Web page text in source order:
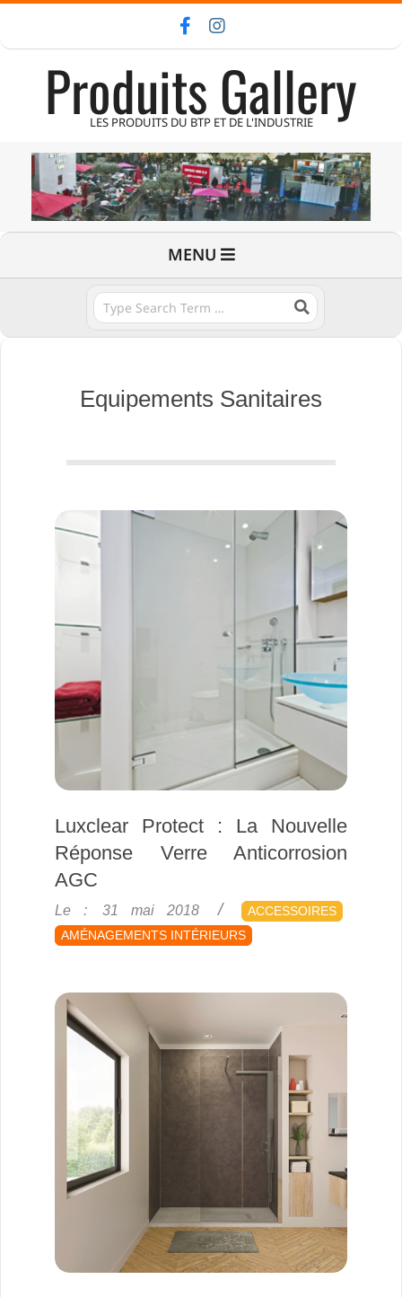
Produits Gallery
LES PRODUITS DU BTP ET DE L'INDUSTRIE
Primary
MENU
Equipements Sanitaires
Luxclear Protect : La Nouvelle
Réponse Verre Anticorrosion
AGC
2018-
05-
31
Le : 31 mai 2018
ACCESSOIRES
AMÉNAGEMENTS INTÉRIEURS